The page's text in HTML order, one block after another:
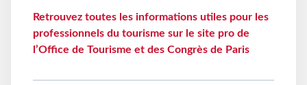
Retrouvez toutes les informations utiles pour les
professionnels du tourisme sur le site pro de
l’Office de Tourisme et des Congrès de Paris